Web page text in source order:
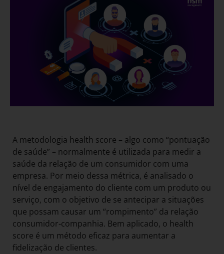
A metodologia health score – algo como “pontuação
de saúde” – normalmente é utilizada para medir a
saúde da relação de um consumidor com uma
empresa. Por meio dessa métrica, é analisado o
nível de engajamento do cliente com um produto ou
serviço, com o objetivo de se antecipar a situações
que possam causar um “rompimento” da relação
consumidor-companhia. Bem aplicado, o health
score é um método eficaz para aumentar a
fidelização de clientes.